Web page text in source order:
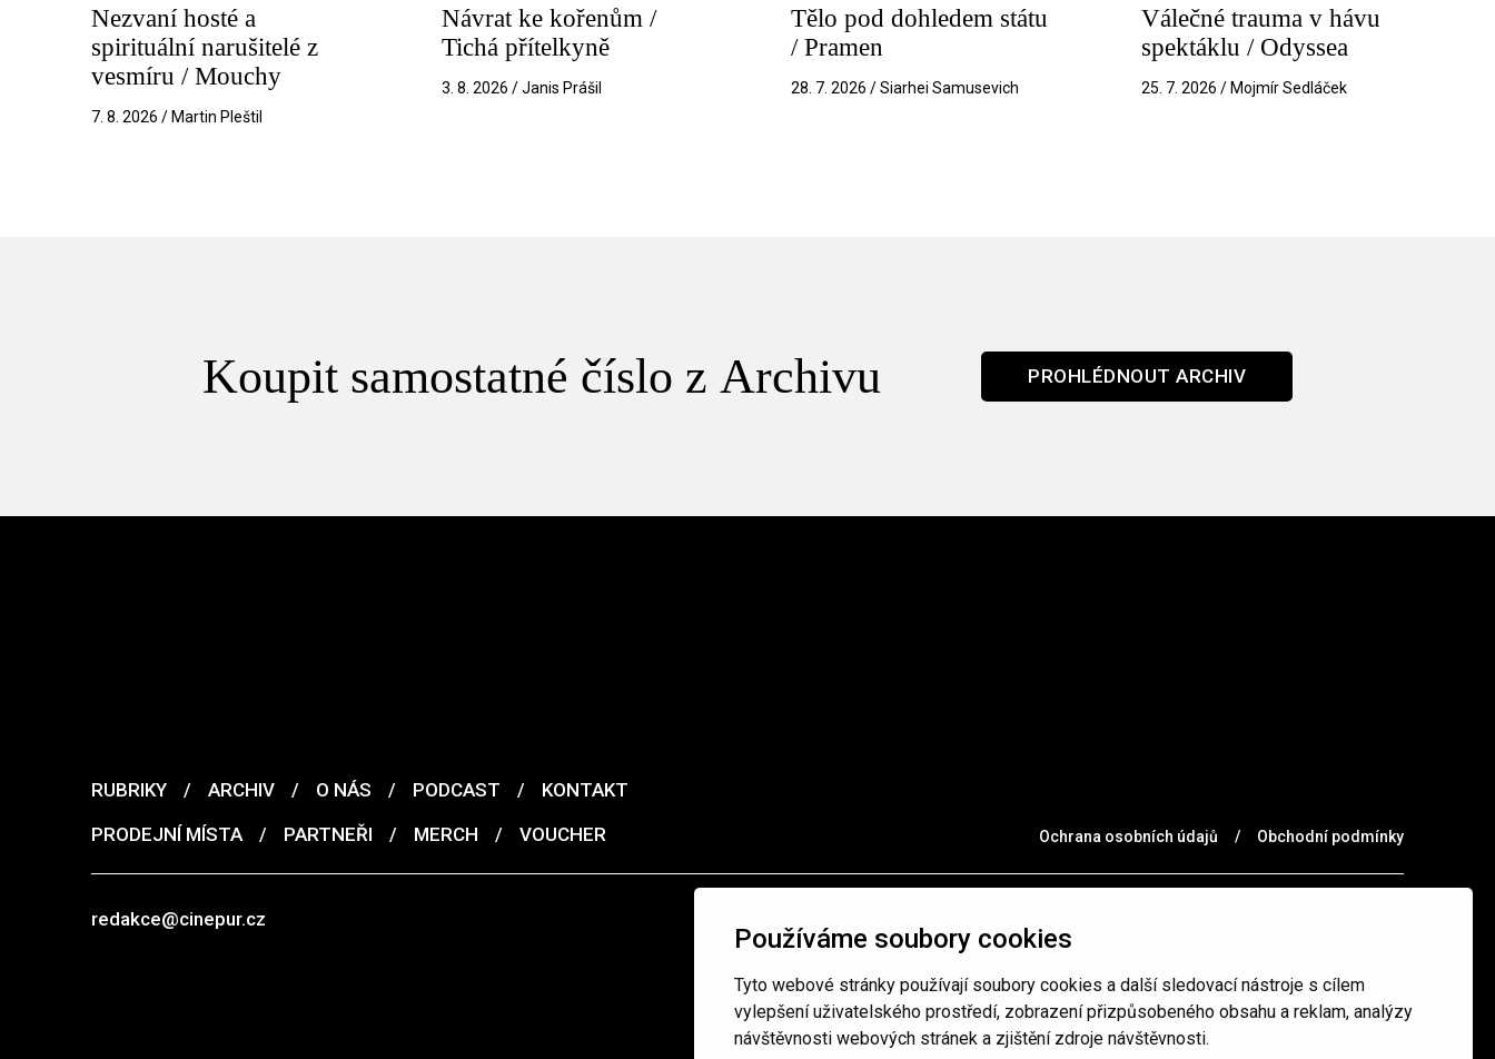
Používáme soubory cookies
Tyto webové stránky používají soubory cookies a další sledovací nástroje s cílem
vylepšení uživatelského prostředí, zobrazení přizpůsobeného obsahu a reklam, analýzy
návštěvnosti webových stránek a zjištění zdroje návštěvnosti.
Nezvaní hosté a
spirituální narušitelé z
vesmíru / Mouchy
7. 8. 2026 / Martin Pleštil
Návrat ke kořenům /
Tichá přítelkyně
3. 8. 2026 / Janis Prášil
Tělo pod dohledem státu
/ Pramen
28. 7. 2026 / Siarhei Samusevich
Válečné trauma v hávu
spektáklu / Odyssea
25. 7. 2026 / Mojmír Sedláček
Koupit samostatné číslo z Archivu PROHLÉDNOUT ARCHIV
RUBRIKY / ARCHIV / O NÁS / PODCAST /
KONTAKT
PRODEJNÍ MÍSTA
/ PARTNEŘI / MERCH / VOUCHER Ochrana osobních údajů / Obchodní podmínky
redakce@cinepur.cz